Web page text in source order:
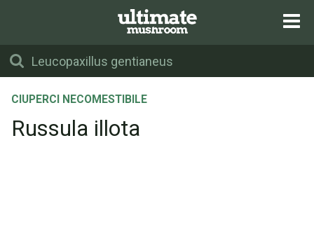
CIUPERCI NECOMESTIBILE
Russula illota